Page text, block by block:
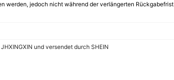
werden, jedoch nicht während der verlängerten Rückgabefrist
und versendet durch SHEIN